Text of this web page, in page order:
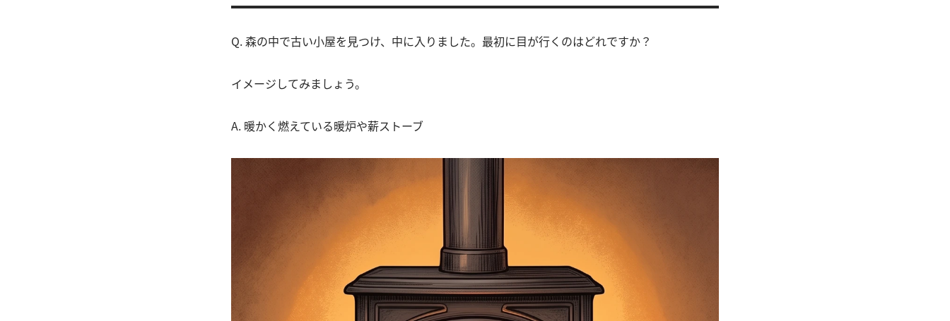
Q. 森の中で古い小屋を見つけ、中に入りました。最初に目が行くのはどれですか？
イメージしてみましょう。
A. 暖かく燃えている暖炉や薪ストーブ